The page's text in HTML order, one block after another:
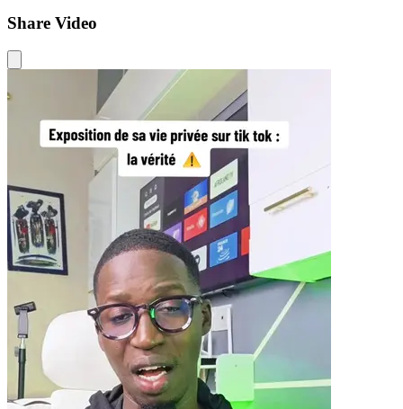
Share Video